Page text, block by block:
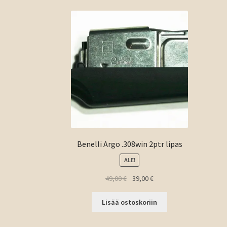
Benelli Argo .308win 2ptr lipas
ALE!
49,00€
Alkuperäinen
oli:
49,00 €.
39,00€Nykyinen
on:
39,00 €.
Lisää ostoskoriin